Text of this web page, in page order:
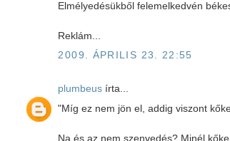
Elmélyedésükből felemelkedvén
Reklám...
2009. ÁPRILIS 23. 22:55
plumbeus írta...
"Míg ez nem jön el, addig viszont
Na és az nem szenvedés? Minél